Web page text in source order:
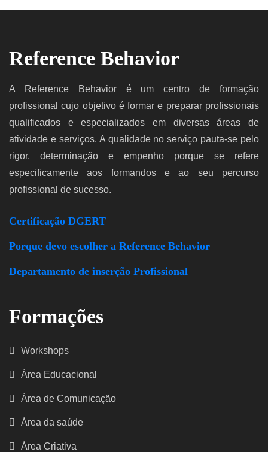
Reference Behavior
A Reference Behavior é um centro de formação
profissional cujo objetivo é formar e preparar profissionais
qualificados e especializados em diversas áreas de
atividade e serviços. A qualidade no serviço pauta-se pelo
rigor, determinação e empenho porque se refere
especificamente aos formandos e ao seu percurso
profissional de sucesso.
Certificação DGERT
Porque devo escolher a Reference Behavior
Departamento de inserção Profissional
Formações
Workshops
Área Educacional
Área de Comunicação
Área da saúde
Área Criativa